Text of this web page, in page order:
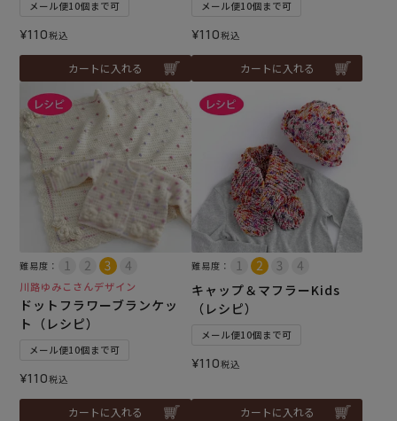
メール便10個まで可
¥110税込
カートに入れる
メール便10個まで可
¥110税込
カートに入れる
難易度：
川路ゆみこさんデザイン
ドットフラワーブランケッ
ト（レシピ）
メール便10個まで可
¥110税込
カートに入れる
難易度：
キャップ＆マフラーKids
（レシピ）
メール便10個まで可
¥110税込
カートに入れる